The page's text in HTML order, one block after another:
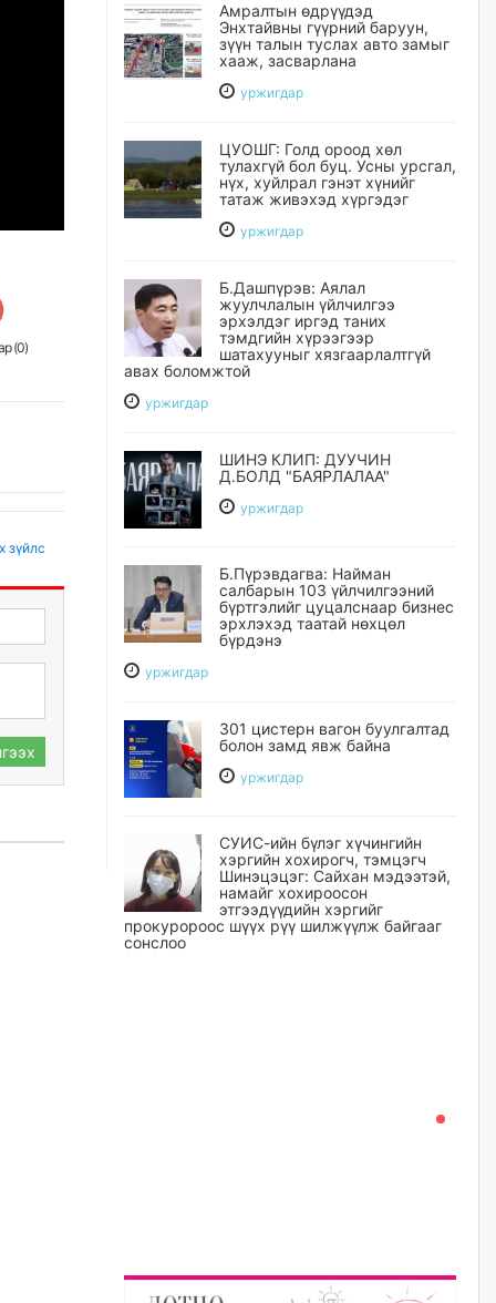
(0)
зүйлс
Амралтын өдрүүдэд
Энхтайвны гүүрний баруун,
зүүн талын туслах авто замыг
хааж, засварлана
уржигдар
ЦУОШГ: Голд ороод хөл
тулахгүй бол буц. Усны урсгал,
нүх, хуйлрал гэнэт хүнийг
татаж живэхэд хүргэдэг
уржигдар
Б.Дашпүрэв: Аялал
жуулчлалын үйлчилгээ
эрхэлдэг иргэд таних
тэмдгийн хүрээгээр
шатахууныг хязгаарлалтгүй
авах боломжтой
уржигдар
ШИНЭ КЛИП: ДУУЧИН
Д.БОЛД "БАЯРЛАЛАА"
уржигдар
Б.Пүрэвдагва: Найман
салбарын 103 үйлчилгээний
бүртгэлийг цуцалснаар бизнес
эрхлэхэд таатай нөхцөл
бүрдэнэ
уржигдар
301 цистерн вагон буулгалтад
болон замд явж байна
уржигдар
СУИС-ийн бүлэг хүчингийн
хэргийн хохирогч, тэмцэгч
Шинэцэцэг: Сайхан мэдээтэй,
намайг хохироосон
этгээдүүдийн хэргийг
прокуророос шүүх рүү шилжүүлж байгааг
сонслоо